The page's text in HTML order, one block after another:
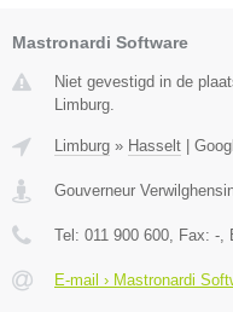
Mastronardi Software
Niet gevestigd in de
Limburg.
Limburg » Hasselt
Gouverneur
Tel: 011 900 600, Fax: -,
E-mail › Mastronardi